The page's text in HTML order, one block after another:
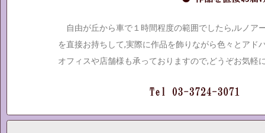
自由が丘から車で１時間程度の範囲でしたら,ルノア
を直接お持ちして,実際に作品を飾りながら色々とアド
オフィスや店舗様も承っておりますので,どうぞお気軽